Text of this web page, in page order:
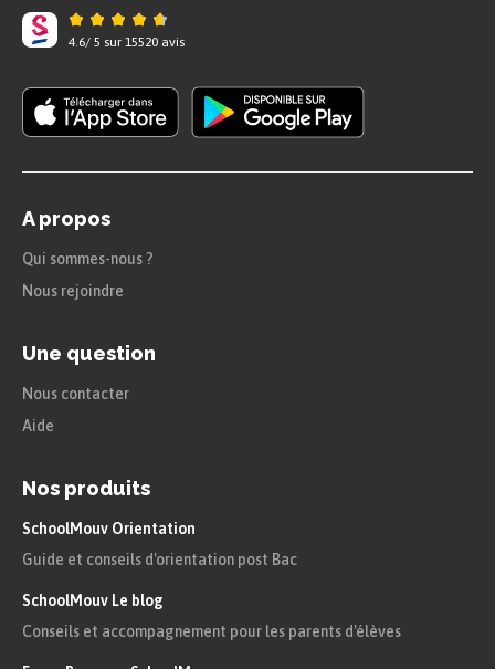
4.6/ 5 sur 15520 avis
A propos
Qui sommes-nous ?
Nous rejoindre
Une question
Nous contacter
Aide
Nos produits
SchoolMouv Orientation
Guide et conseils d'orientation post Bac
SchoolMouv Le blog
Conseils et accompagnement pour les parents d'élèves